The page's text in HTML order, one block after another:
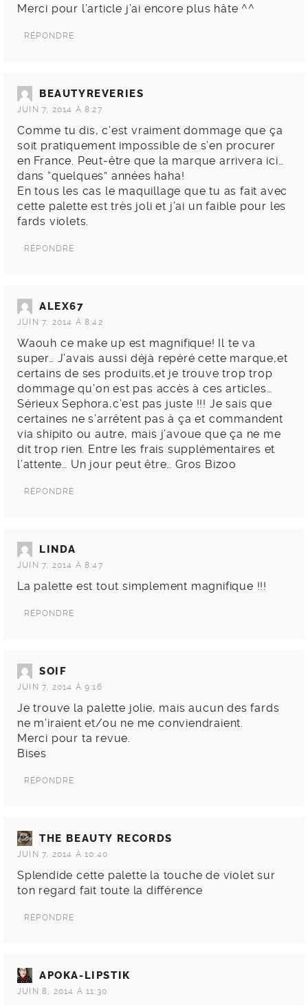
Merci pour l’article j’ai encore plus hâte ^^
RÉPONDRE
BEAUTYREVERIES
JUIN 7, 2014 À 8:27
Comme tu dis, c’est vraiment dommage que ça
soit pratiquement impossible de s’en procurer
en France. Peut-être que la marque arrivera ici…
dans “quelques” années haha!
En tous les cas le maquillage que tu as fait avec
cette palette est très joli et j’ai un faible pour les
fards violets.
RÉPONDRE
ALEX67
JUIN 7, 2014 À 8:42
Waouh ce make up est magnifique! Il te va
super… J’avais aussi déjà repéré cette marque,et
certains de ses produits,et je trouve trop trop
dommage qu’on est pas accès à ces articles…
Sérieux Sephora,c’est pas juste !!! Je sais que
certaines ne s’arrêtent pas à ça et commandent
via shipito ou autre, mais j’avoue que ça ne me
dit trop rien. Entre les frais supplémentaires et
l’attente… Un jour peut être… Gros Bizoo
RÉPONDRE
LINDA
JUIN 7, 2014 À 8:47
La palette est tout simplement magnifique !!!
RÉPONDRE
SOIF
JUIN 7, 2014 À 9:16
Je trouve la palette jolie, mais aucun des fards
ne m’iraient et/ou ne me conviendraient.
Merci pour ta revue.
Bises
RÉPONDRE
THE BEAUTY RECORDS
JUIN 7, 2014 À 10:40
Splendide cette palette la touche de violet sur
ton regard fait toute la différence
RÉPONDRE
APOKA-LIPSTIK
JUIN 8, 2014 À 11:30